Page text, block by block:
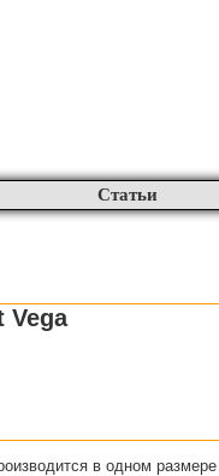
Статьи
Vega
в одном